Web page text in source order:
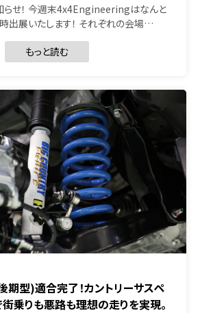
らせ！ 今週末4x4Engineeringはなんと
出展いたします！ それぞれの会場…
もっと読む
期型)適合完了！カントリーサスペ
街乗りも悪路も理想の走りを実現。